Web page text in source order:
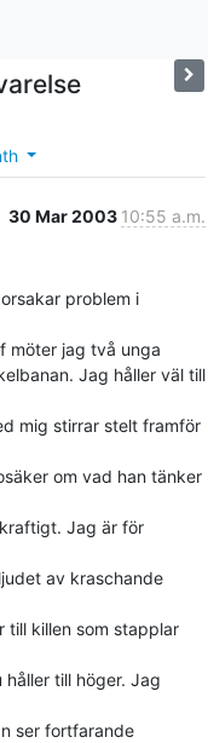
30 Mar 2003 10:55 a.m.
problem i
möter jag två unga
Jag håller väl till
mig stirrar stelt framför
om vad han tänker
Jag är för
av kraschande
till killen som stapplar
till höger. Jag
ser fortfarande